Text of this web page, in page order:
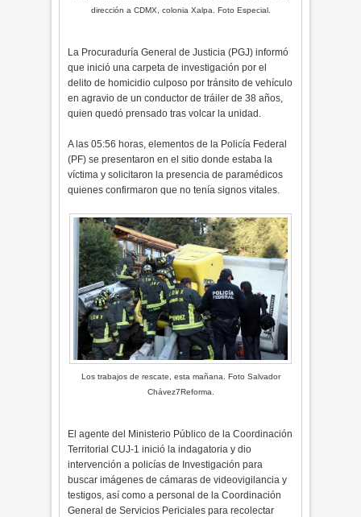
dirección a CDMX, colonia Xalpa. Foto Especial.
La Procuraduría General de Justicia (PGJ) informó
que inició una carpeta de investigación por el
delito de homicidio culposo por tránsito de vehículo
en agravio de un conductor de tráiler de 38 años,
quien quedó prensado tras volcar la unidad.
A las 05:56 horas, elementos de la Policía Federal
(PF) se presentaron en el sitio donde estaba la
víctima y solicitaron la presencia de paramédicos
quienes confirmaron que no tenía signos vitales.
Los trabajos de rescate, esta mañana. Foto Salvador
Chávez7Reforma.
El agente del Ministerio Público de la Coordinación
Territorial CUJ-1 inició la indagatoria y dio
intervención a policías de Investigación para
buscar imágenes de cámaras de videovigilancia y
testigos, así como a personal de la Coordinación
General de Servicios Periciales para recolectar